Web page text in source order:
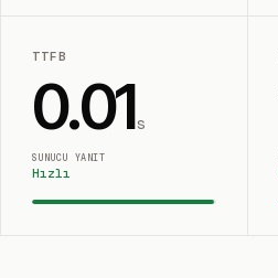
TTFB
0.01s
SUNUCU YANIT
Hızlı